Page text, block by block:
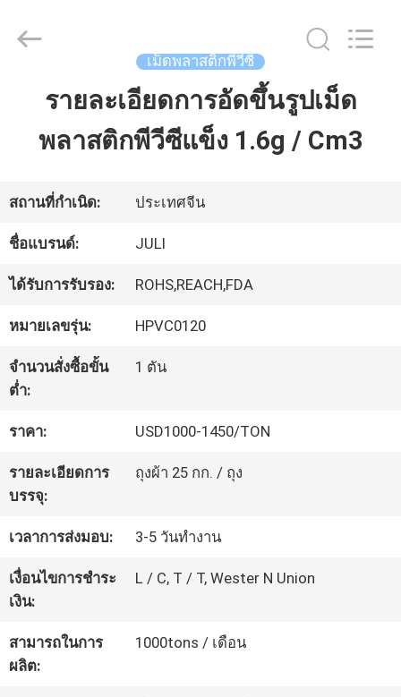
บ้าน
เกี่ยว
กับ
เรา
ทัวร์
โรงงาน
การ
ควบคุม
คุณภาพ
ติดต่อ
เรา
LuoX
Plastic
เม็ดพลาสติกพีวีซี
รายละเอียดการอัดขึ้นรูปเม็ด
พลาสติกพีวีซีแข็ง 1.6g / Cm3
สถานที่กำเนิด: ประเทศจีน
ชื่อแบรนด์: JULI
ได้รับการรับรอง: ROHS,REACH,FDA
หมายเลขรุ่น: HPVC0120
จำนวนสั่งซื้อขั้น
ต่ำ:
1 ตัน
ราคา: USD1000-1450/TON
รายละเอียดการ
บรรจุ:
ถุงผ้า 25 กก. / ถุง
เวลาการส่งมอบ: 3-5 วันทำงาน
เงื่อนไขการชำระ
เงิน:
L / C, T / T, Wester N Union
สามารถในการ
ผลิต:
1000tons / เดือน